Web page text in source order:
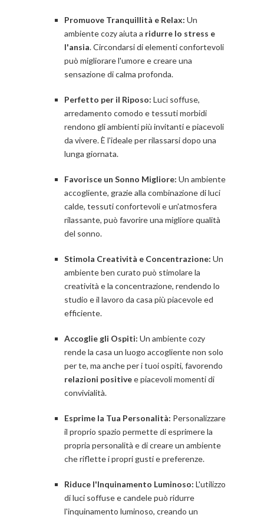
Promuove Tranquillità e Relax: Un
ambiente cozy aiuta a ridurre lo stress e
l'ansia. Circondarsi di elementi confortevoli
può migliorare l'umore e creare una
sensazione di calma profonda.
Perfetto per il Riposo: Luci soffuse,
arredamento comodo e tessuti morbidi
rendono gli ambienti più invitanti e piacevoli
da vivere. È l'ideale per rilassarsi dopo una
lunga giornata.
Favorisce un Sonno Migliore: Un ambiente
accogliente, grazie alla combinazione di luci
calde, tessuti confortevoli e un'atmosfera
rilassante, può favorire una migliore qualità
del sonno.
Stimola Creatività e Concentrazione: Un
ambiente ben curato può stimolare la
creatività e la concentrazione, rendendo lo
studio e il lavoro da casa più piacevole ed
efficiente.
Accoglie gli Ospiti: Un ambiente cozy
rende la casa un luogo accogliente non solo
per te, ma anche per i tuoi ospiti, favorendo
relazioni positivee piacevoli momenti di
convivialità.
Esprime la Tua Personalità: Personalizzare
il proprio spazio permette di esprimere la
propria personalità e di creare un ambiente
che riflette i propri gusti e preferenze.
Riduce l'Inquinamento Luminoso: L'utilizzo
di luci soffuse e candele può ridurre
l'inquinamento luminoso, creando un